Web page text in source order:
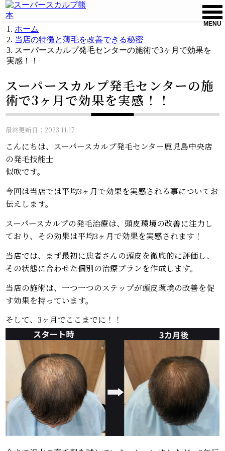
MENU
ホーム
当店の特徴と薄毛を改善できる秘密
スーパースカルプ発毛センターの施術で3ヶ月で効果を
実感！！
スーパースカルプ発毛センターの施
術で3ヶ月で効果を実感！！
最終更新日：2023.11.17
こんにちは、スーパースカルプ発毛センター鹿児島中央店
の発毛技能士
似吹です。
今回は当店では平均3ヶ月で効果を実感される事についてお
伝えします。
スーパースカルプの発毛治療は、頭皮環境の改善に注力し
ており、その効果は平均3ヶ月で効果を実感されます！
当店では、まず最初に患者さんの頭皮を徹底的に評価し、
その状態に合わせた個別の治療プランを作成します。
当店の施術は、一つ一つのステップが頭皮環境の改善を促
す効果を持っています。
そして、3ヶ月でここまでに！！